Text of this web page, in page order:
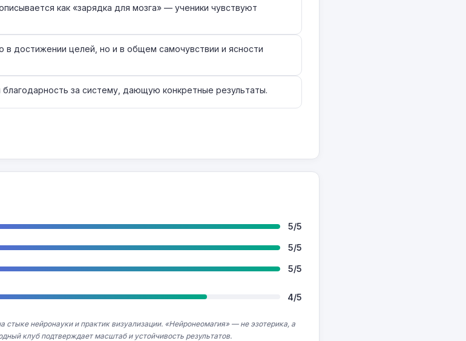
как «зарядка для мозга» — ученики чувствуют
в достижении целей, но и в общем самочувствии и ясности
за систему, дающую конкретные результаты.
5/5
5/5
5/5
4/5
нейронауки и практик визуализации. «Нейронеомагия» — не эзотерика, а
клуб подтверждает масштаб и устойчивость результатов.